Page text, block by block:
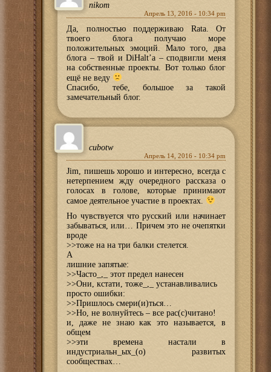
nikom
Апрель 13, 2016 - 10:34 pm
Да, полностью поддерживаю Rata. От
твоего блога получаю море
положительных эмоций. Мало того, два
блога – твой и DiHalt’а – сподвигли меня
на собственные проекты. Вот только блог
ещё не веду
Спасибо, тебе, большое за такой
замечательный блог.
cubotw
Апрель 14, 2016 - 10:34 pm
Jim, пишешь хорошо и интересно, всегда с
нетерпением жду очередного рассказа о
голосах в голове, которые принимают
самое деятельное участие в проектах.
Но чувствуется что русский или начинает
забываться, или… Причем это не очепятки
вроде
>>тоже на на три балки стелется.
А
лишние запятые:
>>Часто_,_ этот предел нанесен
>>Они, кстати, тоже_,_ устанавливались
просто ошибки:
>>Пришлось смери(и)ться…
>>Но, не волнуйтесь – все рас(с)читано!
и, даже не знаю как это называется, в
общем
>>эти времена настали в
индустриальн_ых_(о) развитых
сообществах…